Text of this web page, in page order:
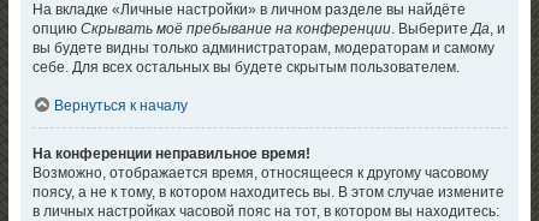
На вкладке «Личные настройки» в личном разделе вы найдёте
опциюСкрывать моё пребывание на конференции. ВыберитеДа, и
вы будете видны только администраторам, модераторам и самому
себе. Для всех остальных вы будете скрытым пользователем.
Вернуться к началу
На конференции неправильное время!
Возможно, отображается время, относящееся к другому часовому
поясу, а не к тому, в котором находитесь вы. В этом случае измените
в личных настройках часовой пояс на тот, в котором вы находитесь: